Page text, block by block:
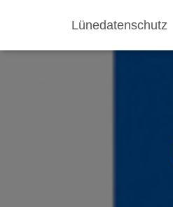
Lünedatenschutz